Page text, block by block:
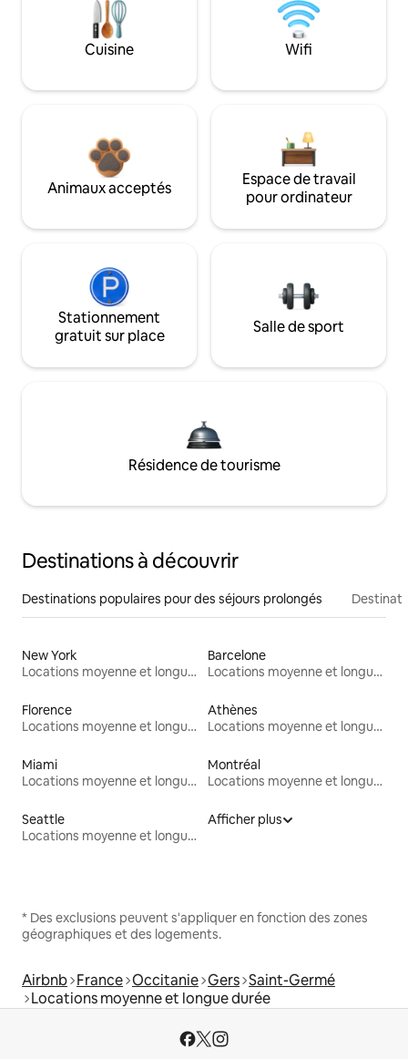
Cuisine Wifi
Animaux acceptés
Espace de travail
pour ordinateur
Stationnement
gratuit sur place
Salle de sport
Résidence de tourisme
Destinations à découvrir
Destinations populaires pour des séjours prolongés
New York
Locations moyenne et longue durée
Barcelone
Locations moyenne et longue durée
Florence
Locations moyenne et longue durée
Athènes
Locations moyenne et longue durée
Miami
Locations moyenne et longue durée
Montréal
Locations moyenne et longue durée
Seattle
Locations moyenne et longue durée
Afficher plus
* Des exclusions peuvent s'appliquer en fonction des zones
géographiques et des logements.
Airbnb France Occitanie Gers Saint-Germé
Locations moyenne et longue durée